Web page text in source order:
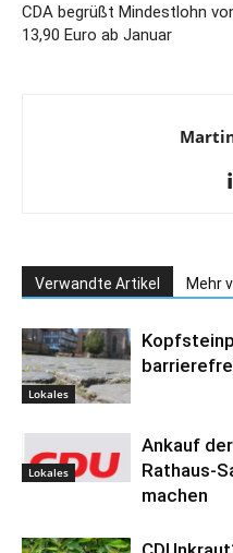
CDA begrüßt Mindestlohn
13,90 Euro ab Januar
Verwandte Artikel Mehr
Lokales
Lokales
Ankauf
Rathaus-
machen